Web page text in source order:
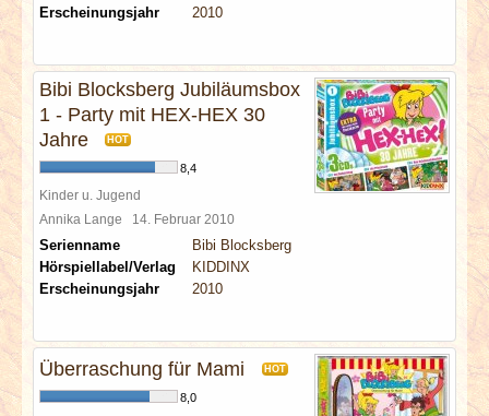
Erscheinungsjahr
2010
Bibi Blocksberg Jubiläumsbox
1 - Party mit HEX-HEX 30
Jahre
HOT
8,4
Kinder u. Jugend
Annika Lange 14. Februar 2010
Serienname
Bibi Blocksberg
Hörspiellabel/Verlag
KIDDINX
Erscheinungsjahr
2010
Überraschung für Mami HOT
8,0